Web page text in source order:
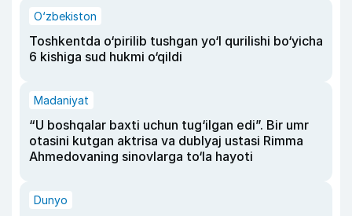
O‘zbekiston
Toshkentda o‘pirilib tushgan yo‘l qurilishi bo‘yicha
6 kishiga sud hukmi o‘qildi
Madaniyat
“U boshqalar baxti uchun tug‘ilgan edi”. Bir umr
otasini kutgan aktrisa va dublyaj ustasi Rimma
Ahmedovaning sinovlarga to‘la hayoti
Dunyo